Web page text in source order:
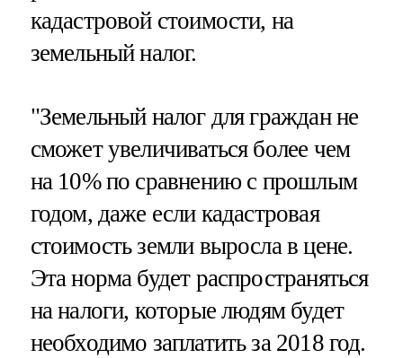
кадастровой стоимости, на
земельный налог.
"Земельный налог для граждан не
сможет увеличиваться более чем
на 10% по сравнению с прошлым
годом, даже если кадастровая
стоимость земли выросла в цене.
Эта норма будет распространяться
на налоги, которые людям будет
необходимо заплатить за 2018 год.